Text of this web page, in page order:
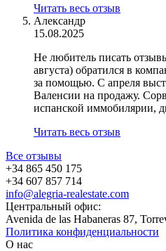
Читать весь отзыв
Александр
15.08.2025
Не любитель писать
августа) обратился в
за помощью. С апреля
Валенсии на продажу.
испанской иммобилярии,
Читать весь отзыв
Все отзывы
+34 865 450 175
+34 607 857 714
info@alegria-realestate.com
Центральный офис:
Avenida de las Habaneras 87,
Политика конфиденциальности
О нас